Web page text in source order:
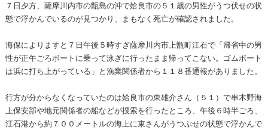
７日夕方、薩摩川内市の甑島の沖で姶良市の５１歳の男性がうつ伏せの状
態で浮かんでいるのが見つかり、まもなく死亡が確認されました。
海保によりますと７日午後５時すぎ薩摩川内市上甑町江石で「帰省中の男
性が正午ごろボートに乗って泳ぎに行ったまま帰ってこない。ゴムボート
は浜に打ち上がっている」と漁業関係者から１１８番通報がありました。
行方が分からなくなっていたのは姶良市の東雄介さん（５１）で串木野海
上保安部や地元関係者の船などが捜索を行ったところ、午後６時半ごろ、
江石港から約７００メートルの海上に東さんがうつぶせの状態で浮かんで